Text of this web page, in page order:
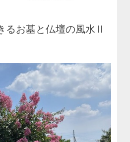
るお墓と仏壇の風水Ⅱ